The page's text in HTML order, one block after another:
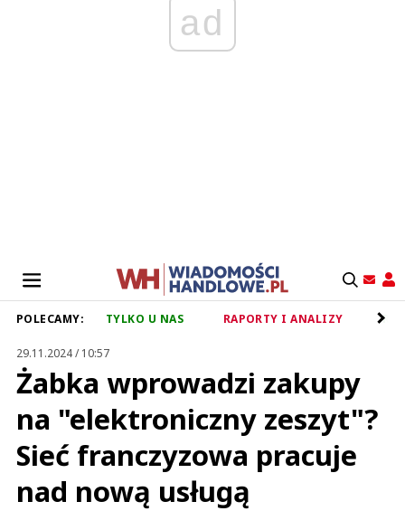
ad
POLECAMY: TYLKO U NAS RAPORTY I ANALIZY
29.11.2024 / 10:57
Żabka wprowadzi zakupy
na "elektroniczny zeszyt"?
Sieć franczyzowa pracuje
nad nową usługą